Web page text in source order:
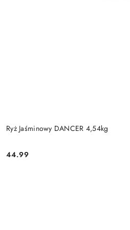
Ryż Jaśminowy DANCER 4,54kg
Cena:
44.99